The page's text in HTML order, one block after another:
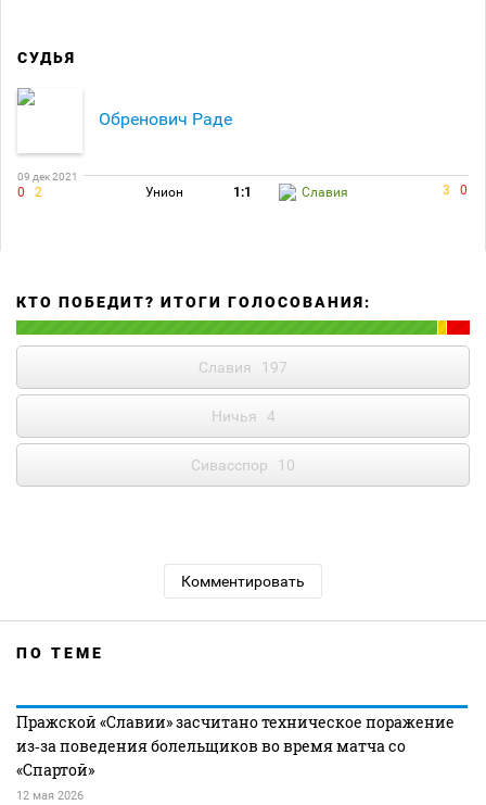
СУДЬЯ
Обренович Раде
09 дек 2021
0 2 Унион 1:1 Славия 3 0
КТО ПОБЕДИТ? ИТОГИ ГОЛОСОВАНИЯ:
Славия 197
Ничья 4
Сивасспор 10
Комментировать
ПО ТЕМЕ
Пражской «Славии» засчитано техническое поражение
из‑за поведения болельщиков во время матча со
«Спартой»
12 мая 2026